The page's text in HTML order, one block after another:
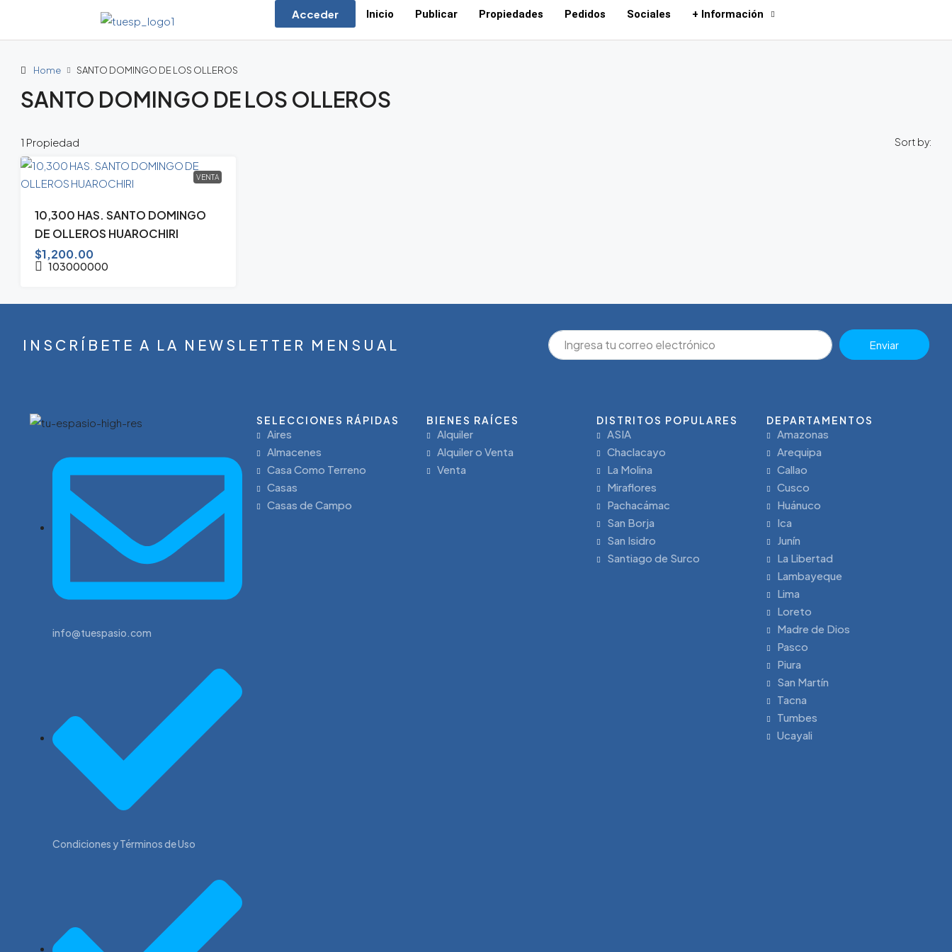
Acceder Inicio Publicar Propiedades Pedidos Sociales + Información
Home SANTO DOMINGO DE LOS OLLEROS
SANTO DOMINGO DE LOS OLLEROS
1 Propiedad Sort by:
VENTA
10,300 HAS. SANTO DOMINGO
DE OLLEROS HUAROCHIRI
$1,200.00
103000000
INSCRÍBETE A LA NEWSLETTER MENSUAL Enviar
info@tuespasio.com
Condiciones y Términos de Uso
SELECCIONES RÁPIDAS
Aires
Almacenes
Casa Como Terreno
Casas
Casas de Campo
BIENES RAÍCES
Alquiler
Alquiler o Venta
Venta
DISTRITOS POPULARES
ASIA
Chaclacayo
La Molina
Miraflores
Pachacámac
San Borja
San Isidro
Santiago de Surco
DEPARTAMENTOS
Amazonas
Arequipa
Callao
Cusco
Huánuco
Ica
Junín
La Libertad
Lambayeque
Lima
Loreto
Madre de Dios
Pasco
Piura
San Martín
Tacna
Tumbes
Ucayali